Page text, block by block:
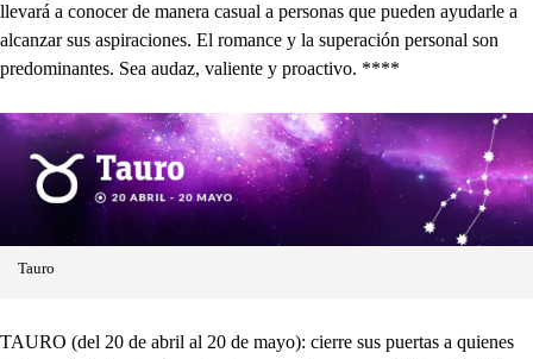
llevará a conocer de manera casual a personas que pueden ayudarle a
alcanzar sus aspiraciones. El romance y la superación personal son
predominantes. Sea audaz, valiente y proactivo. ****
Tauro
TAURO (del 20 de abril al 20 de mayo): cierre sus puertas a quienes